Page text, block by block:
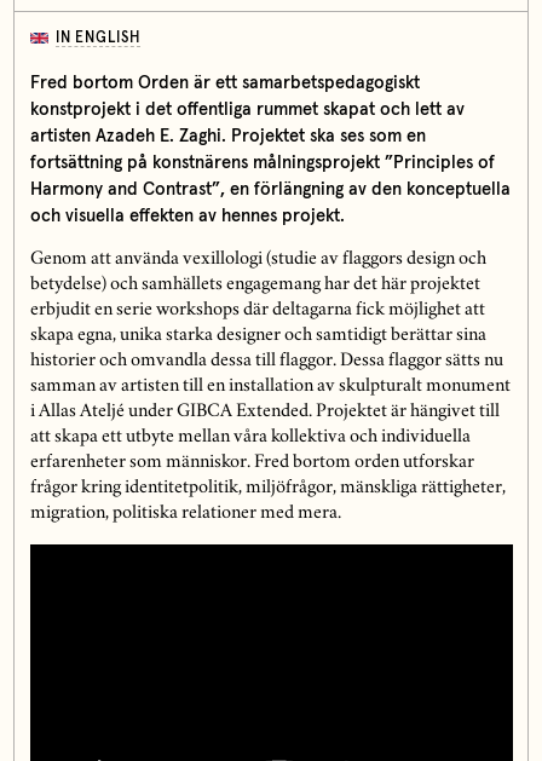
IN ENGLISH
Fred bortom Orden är ett samarbetspedagogiskt
konstprojekt i det offentliga rummet skapat och lett av
artisten Azadeh E. Zaghi. Projektet ska ses som en
fortsättning på konstnärens målningsprojekt ”Principles of
Harmony and Contrast”, en förlängning av den konceptuella
och visuella effekten av hennes projekt.
Genom att använda vexillologi (studie av flaggors design och
betydelse) och samhällets engagemang har det här projektet
erbjudit en serie workshops där deltagarna fick möjlighet att
skapa egna, unika starka designer och samtidigt berättar sina
historier och omvandla dessa till flaggor. Dessa flaggor sätts nu
samman av artisten till en installation av skulpturalt monument
i Allas Ateljé under GIBCA Extended. Projektet är hängivet till
att skapa ett utbyte mellan våra kollektiva och individuella
erfarenheter som människor. Fred bortom orden utforskar
frågor kring identitetpolitik, miljöfrågor, mänskliga rättigheter,
migration, politiska relationer med mera.